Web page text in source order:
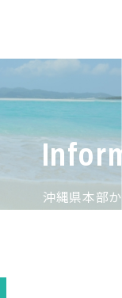
沖縄県本部